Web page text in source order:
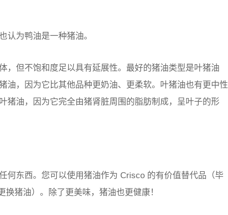
认为鸭油是一种猪油。
，但不饱和度足以具有延展性。最好的猪油类型是叶猪油
，因为它比其他品种更奶油、更柔软。叶猪油也有更中性
猪油，因为它完全由猪肾脏周围的脂肪制成，呈叶子的形
何东西。您可以使用猪油作为 Crisco 的有价值替代品（毕
猪油）。除了更美味，猪油也更健康！